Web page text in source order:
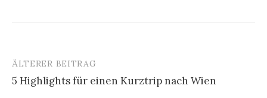
Beitrags-
Navigation
ÄLTERER BEITRAG
5 Highlights für einen Kurztrip nach Wien